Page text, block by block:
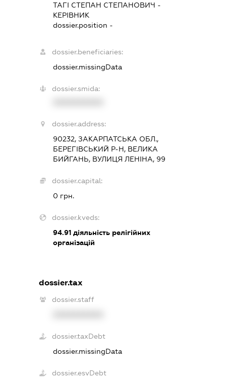
ТАГІ СТЕПАН СТЕПАНОВИЧ -
КЕРІВНИК
dossier.position -
dossier.beneficiaries:
dossier.missingData
dossier.smida:
dossier.address:
90232, ЗАКАРПАТСЬКА ОБЛ.,
БЕРЕГІВСЬКИЙ Р-Н, ВЕЛИКА
БИЙГАНЬ, ВУЛИЦЯ ЛЕНІНА, 99
dossier.capital:
0 грн.
dossier.kveds:
94.91 діяльність релігійних
організацій
dossier.tax
dossier.staff
dossier.taxDebt
dossier.missingData
dossier.esvDebt